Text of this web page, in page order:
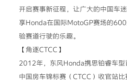
开启赛事新征程，让广大的中国车
享Honda在国际MotoGP赛场的
验赛道行驶的乐趣。
【角逐CTCC】
2012年，东风Honda携思铂睿车型
中国房车锦标赛（CTCC）收官站比